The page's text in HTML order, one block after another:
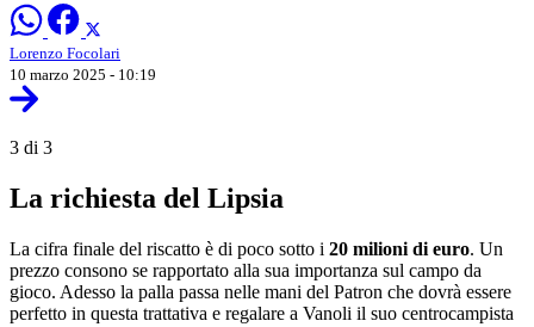
Lorenzo Focolari
10 marzo 2025 - 10:19
3 di 3
La richiesta del Lipsia
La cifra finale del riscatto è di poco sotto i 20 milioni di euro. Un
prezzo consono se rapportato alla sua importanza sul campo da
gioco. Adesso la palla passa nelle mani del Patron che dovrà essere
perfetto in questa trattativa e regalare a Vanoli il suo centrocampista